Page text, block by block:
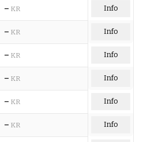
– KR Info
– KR Info
– KR Info
– KR Info
– KR Info
– KR Info